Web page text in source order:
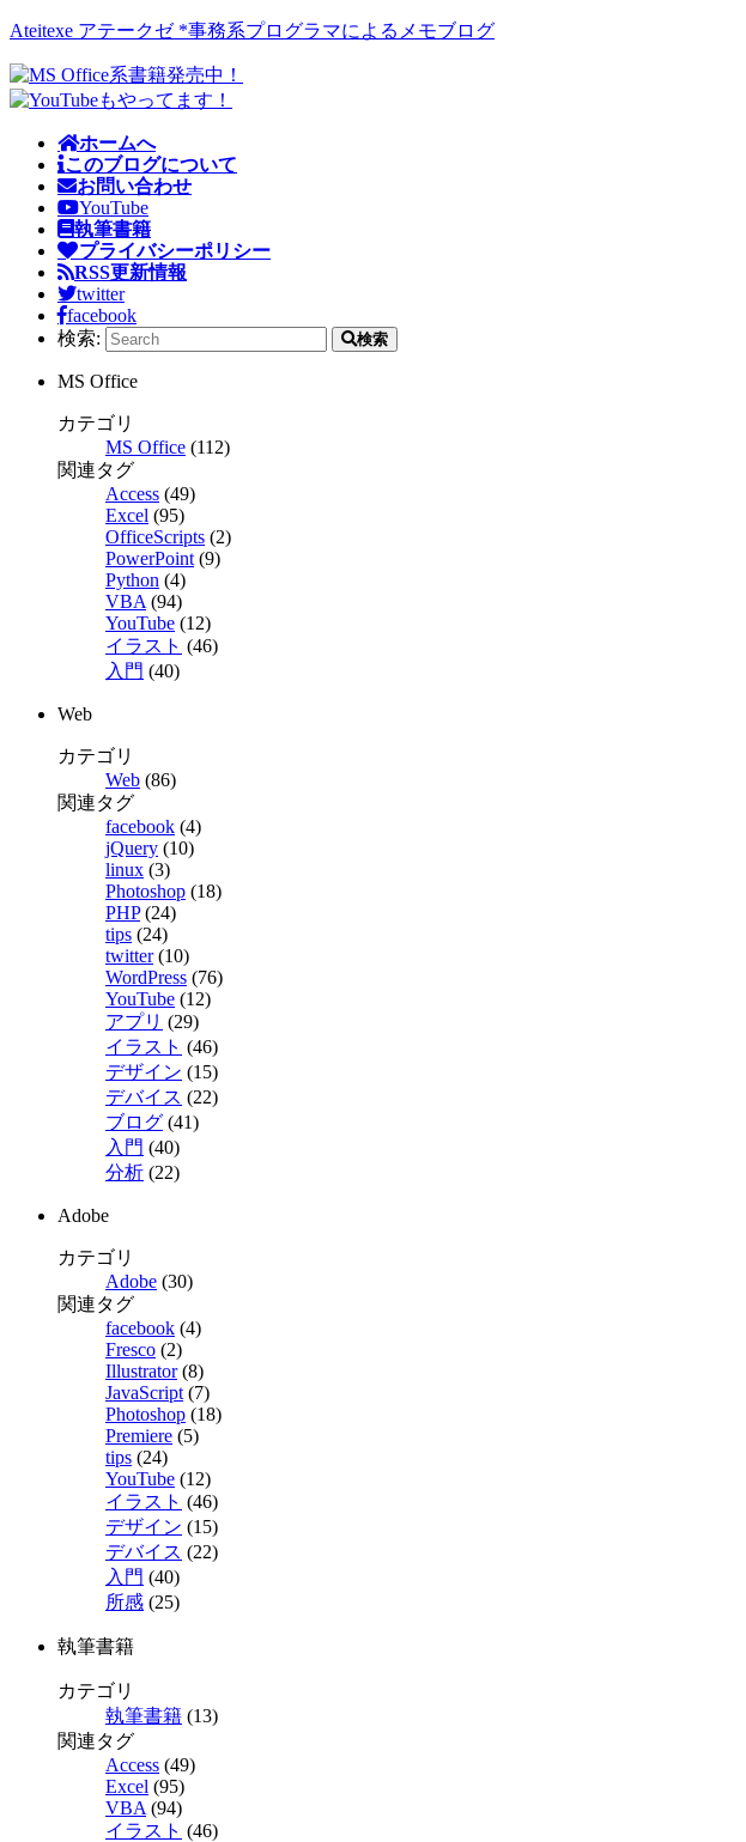
Ateitexe アテークゼ *事務系プログラマによるメモブログ
ホームへ
このブログについて
お問い合わせ
YouTube
執筆書籍
プライバシーポリシー
RSS更新情報
twitter
facebook
検索: 検索
MS Office
カテゴリ
MS Office (112)
関連タグ
Access (49)
Excel (95)
OfficeScripts (2)
PowerPoint (9)
Python (4)
VBA (94)
YouTube (12)
イラスト (46)
入門 (40)
Web
カテゴリ
Web (86)
関連タグ
facebook (4)
jQuery (10)
linux (3)
Photoshop (18)
PHP(24)
tips (24)
twitter(10)
WordPress (76)
YouTube (12)
アプリ (29)
イラスト (46)
デザイン (15)
デバイス (22)
ブログ (41)
入門 (40)
分析 (22)
Adobe
カテゴリ
Adobe (30)
関連タグ
facebook (4)
Fresco (2)
Illustrator(8)
JavaScript (7)
Photoshop (18)
Premiere (5)
tips (24)
YouTube (12)
イラスト (46)
デザイン (15)
デバイス (22)
入門 (40)
所感 (25)
執筆書籍
カテゴリ
執筆書籍 (13)
関連タグ
Access (49)
Excel (95)
VBA (94)
イラスト (46)